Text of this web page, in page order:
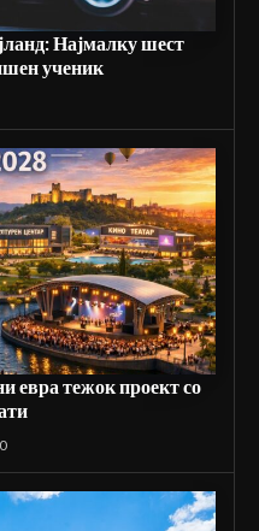
Најмалку шест
ученик
евра тежок проект со